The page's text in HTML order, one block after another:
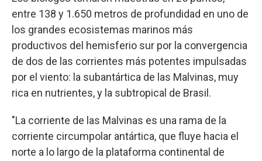
entre 138 y 1.650 metros de profundidad en uno de
los grandes ecosistemas marinos más
productivos del hemisferio sur por la convergencia
de dos de las corrientes más potentes impulsadas
por el viento: la subantártica de las Malvinas, muy
rica en nutrientes, y la subtropical de Brasil.
"La corriente de las Malvinas es una rama de la
corriente circumpolar antártica, que fluye hacia el
norte a lo largo de la plataforma continental de